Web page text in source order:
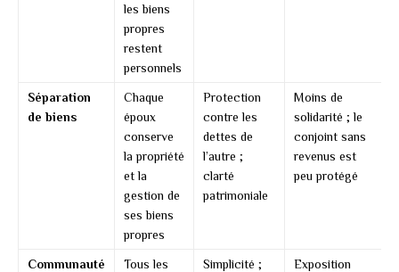
les biens
propres
restent
personnels
Séparation
de biens
Chaque
époux
conserve
la propriété
et la
gestion de
ses biens
propres
Protection
contre les
dettes de
l’autre ;
clarté
patrimoniale
Moins de
solidarité ; le
conjoint sans
revenus est
peu protégé
Communauté
Tous les
Simplicité ;
Exposition